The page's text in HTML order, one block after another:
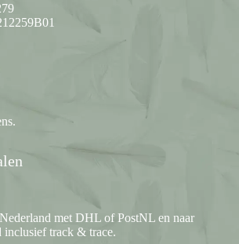
met DHL of PostNL en naar
inclusief track & trace.